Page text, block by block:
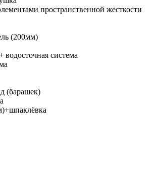
пространственной жесткости
(200мм)
водосточная система
(барашек)